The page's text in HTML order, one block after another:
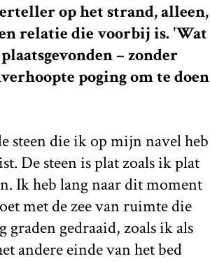
op het strand, alleen,
relatie die voorbij is. 'Wat
– zonder
poging om te doen
steen die ik op mijn navel heb
De steen is plat zoals ik plat
Ik heb lang naar dit moment
met de zee van ruimte die
gedraaid, zoals ik als
andere einde van het bed